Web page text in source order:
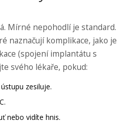
Mírné nepohodlí je standard.
naznačují komplikace, jako je
(spojení implantátu s
svého lékaře, pokud:
zesiluje.
nebo vidíte hnis.